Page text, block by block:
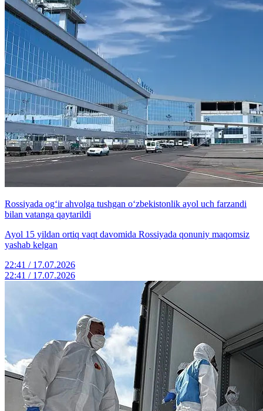
Rossiyada og‘ir ahvolga tushgan o‘zbekistonlik ayol uch farzandi
bilan vatanga qaytarildi
Ayol 15 yildan ortiq vaqt davomida Rossiyada qonuniy maqomsiz
yashab kelgan
22:41 / 17.07.2026
22:41 / 17.07.2026